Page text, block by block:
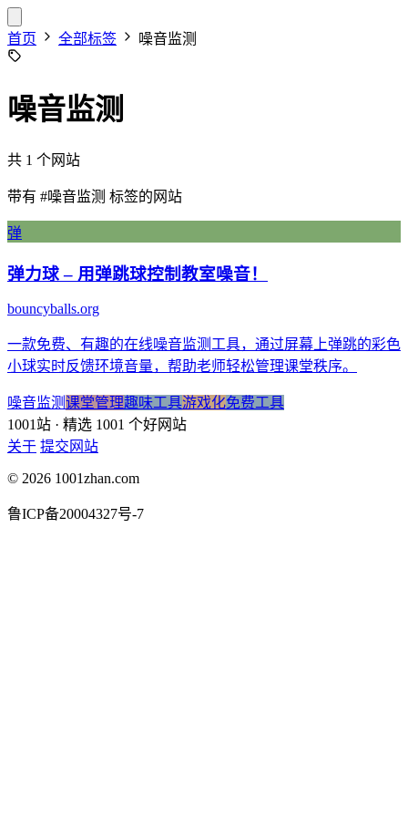
首页 全部标签 噪音监测
噪音监测
共 1 个网站
带有 #噪音监测 标签的网站
弹
弹力球 – 用弹跳球控制教室噪音！
bouncyballs.org
一款免费、有趣的在线噪音监测工具，通过屏幕上弹跳的彩色
小球实时反馈环境音量，帮助老师轻松管理课堂秩序。
噪音监测课堂管理趣味工具游戏化免费工具
1001站 · 精选 1001 个好网站
关于 提交网站
© 2026 1001zhan.com
鲁ICP备20004327号-7